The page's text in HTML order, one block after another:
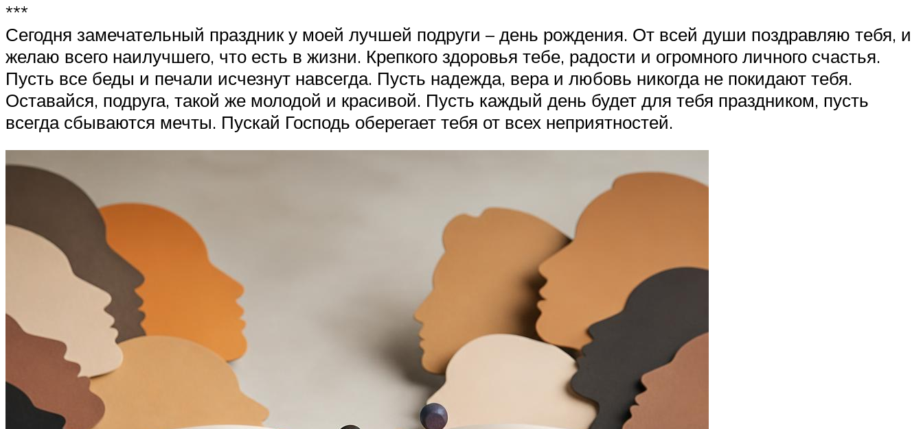
***
Сегодня замечательный праздник у моей лучшей подруги – день рождения. От всей души поздравляю тебя, и
желаю всего наилучшего, что есть в жизни. Крепкого здоровья тебе, радости и огромного личного счастья.
Пусть все беды и печали исчезнут навсегда. Пусть надежда, вера и любовь никогда не покидают тебя.
Оставайся, подруга, такой же молодой и красивой. Пусть каждый день будет для тебя праздником, пусть
всегда сбываются мечты. Пускай Господь оберегает тебя от всех неприятностей.